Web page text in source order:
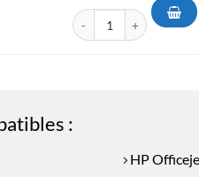
quantité de Cartouche
:
HP